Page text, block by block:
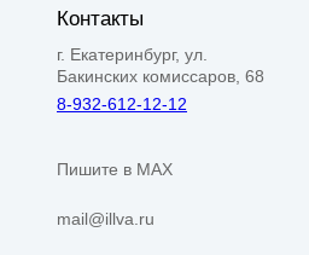
Контакты
г. Екатеринбург, ул.
Бакинских комиссаров, 68
8-932-612-12-12
Пишите в MAX
mail@illva.ru